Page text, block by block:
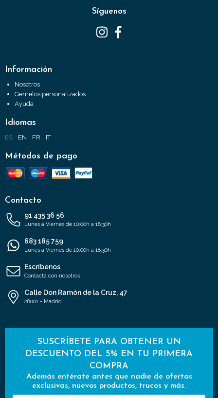
Síguenos
Información
Nosotros
Gemelos personalizados
Ayuda
Idiomas
ES EN FR IT
Métodos de pago
Contacto
91 435 36 56
Lunes a Viernes de 10:00h a 18:30h
683 185 759
Lunes a Viernes de 10:00h a 18:30h
Escríbenos
Contacta con nosotros
Calle Don Ramón de la Cruz, 47
28001 - Madrid
SUSCRÍBETE PARA OBTENER UN
DESCUENTO DEL 5% EN TU PRIMERA
COMPRA
Además entérate antes que nadie de ofertas
exclusivas, nuevos productos, trucos y más.